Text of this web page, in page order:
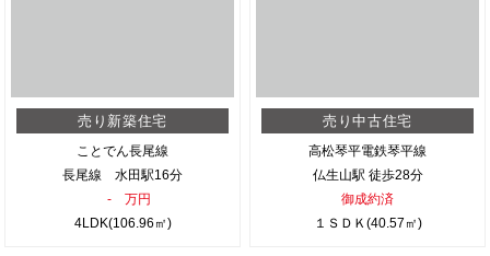
売り新築住宅
ことでん長尾線
長尾線 水田駅16分
- 万円
4LDK(106.96㎡)
売り中古住宅
高松琴平電鉄琴平線
仏生山駅 徒歩28分
御成約済
１ＳＤＫ(40.57㎡)